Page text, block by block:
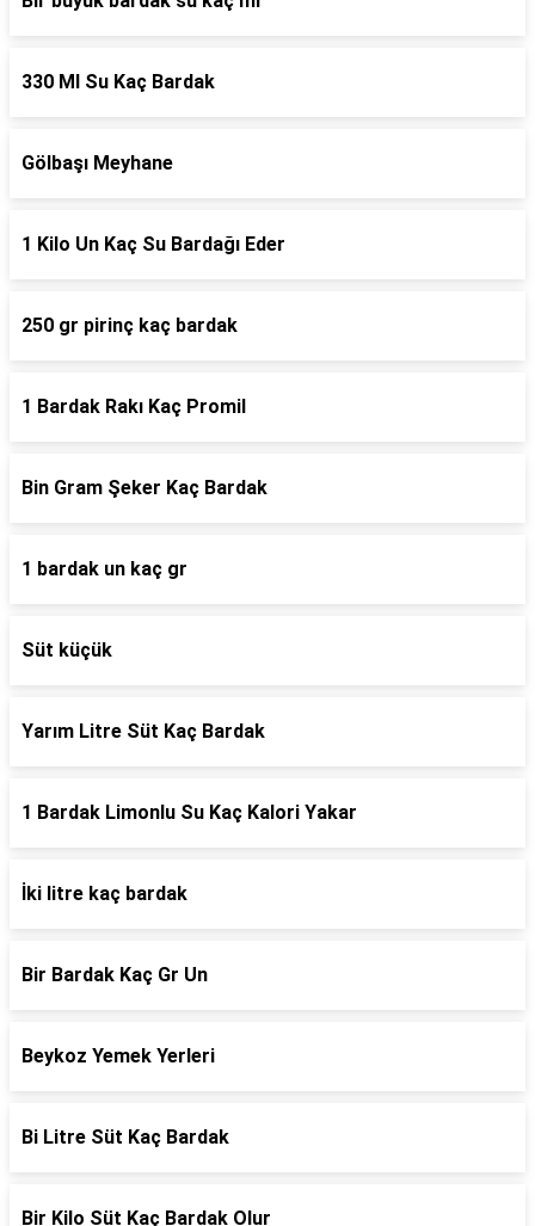
330 Ml Su Kaç Bardak
Gölbaşı Meyhane
1 Kilo Un Kaç Su Bardağı Eder
250 gr pirinç kaç bardak
1 Bardak Rakı Kaç Promil
Bin Gram Şeker Kaç Bardak
1 bardak un kaç gr
Süt küçük
Yarım Litre Süt Kaç Bardak
1 Bardak Limonlu Su Kaç Kalori Yakar
İki litre kaç bardak
Bir Bardak Kaç Gr Un
Beykoz Yemek Yerleri
Bi Litre Süt Kaç Bardak
Bir Kilo Süt Kaç Bardak Olur